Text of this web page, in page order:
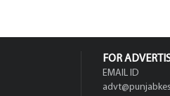
FOR
EMAIL ID